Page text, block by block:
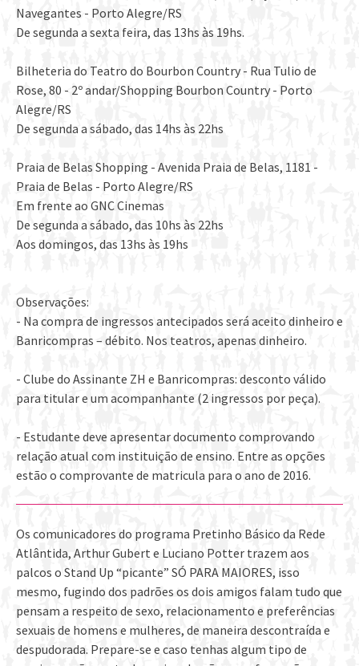
Navegantes - Porto Alegre/RS
De segunda a sexta feira, das 13hs às 19hs.
Bilheteria do Teatro do Bourbon Country - Rua Tulio de
Rose, 80 - 2º andar/Shopping Bourbon Country - Porto
Alegre/RS
De segunda a sábado, das 14hs às 22hs
Praia de Belas Shopping - Avenida Praia de Belas, 1181 -
Praia de Belas - Porto Alegre/RS
Em frente ao GNC Cinemas
De segunda a sábado, das 10hs às 22hs
Aos domingos, das 13hs às 19hs
Observações:
- Na compra de ingressos antecipados será aceito dinheiro e
Banricompras – débito. Nos teatros, apenas dinheiro.
- Clube do Assinante ZH e Banricompras: desconto válido
para titular e um acompanhante (2 ingressos por peça).
- Estudante deve apresentar documento comprovando
relação atual com instituição de ensino. Entre as opções
estão o comprovante de matricula para o ano de 2016.
Os comunicadores do programa Pretinho Básico da Rede
Atlântida, Arthur Gubert e Luciano Potter trazem aos
palcos o Stand Up “picante” SÓ PARA MAIORES, isso
mesmo, fugindo dos padrões os dois amigos falam tudo que
pensam a respeito de sexo, relacionamento e preferências
sexuais de homens e mulheres, de maneira descontraída e
despudorada. Prepare-se e caso tenhas algum tipo de